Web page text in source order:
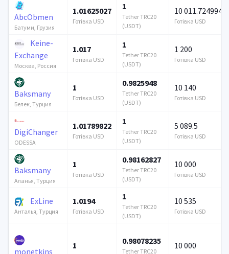
AbcObmen
Батуми, Грузия
1.01625027
Готівка USD
1
Tether TRC20
(USDT)
10 011.724994
Готівка USD
Keine-
Exchange
Москва, Россия
1.017
Готівка USD
1
Tether TRC20
(USDT)
1 200
Готівка USD
Baksmany
Белек, Турция
1
Готівка USD
0.9825948
Tether TRC20
(USDT)
10 140
Готівка USD
DigiChanger
ODESSA
1.01789822
Готівка USD
1
Tether TRC20
(USDT)
5 089.5
Готівка USD
Baksmany
Аланья, Турция
1
Готівка USD
0.98162827
Tether TRC20
(USDT)
10 000
Готівка USD
ExLine
Анталья, Турция
1.0194
Готівка USD
1
Tether TRC20
(USDT)
10 535
Готівка USD
monetkins
1 0.98078235
Tether TRC20
10 000